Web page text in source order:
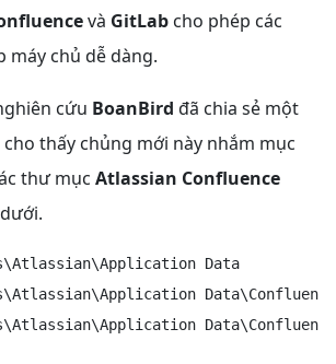
và GitLab cho phép các
máy chủ dễ dàng.
cứu BoanBird đã chia sẻ một
cho thấy chủng mới này nhắm mục
thư mục Atlassian Confluence
Data
Data\Confluence